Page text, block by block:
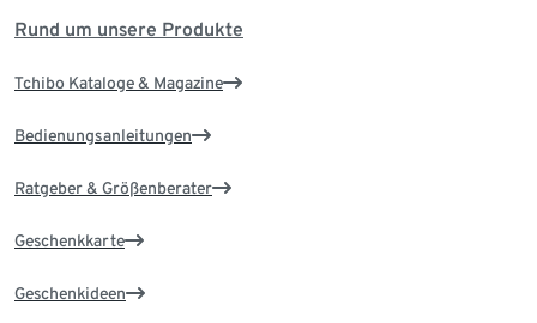
Rund um unsere Produkte
Tchibo Kataloge & Magazine
Bedienungsanleitungen
Ratgeber & Größenberater
Geschenkkarte
Geschenkideen